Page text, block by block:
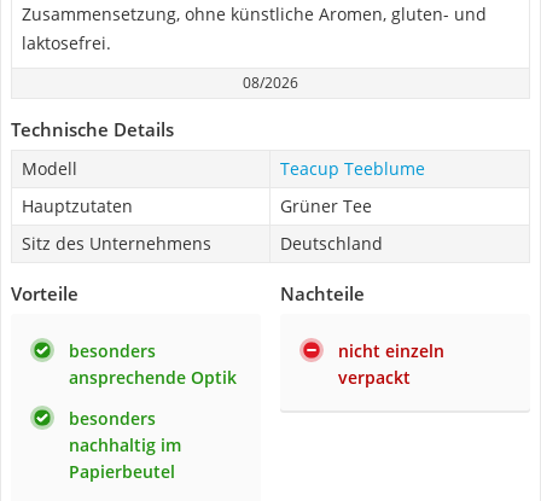
Zusammensetzung, ohne künstliche Aromen, gluten- und
laktosefrei.
08/2026
Technische Details
Modell
Teacup Teeblume
Hauptzutaten
Grüner Tee
Sitz des Unternehmens
Deutschland
Vorteile
besonders
ansprechende Optik
besonders
nachhaltig im
Papierbeutel
Nachteile
nicht einzeln
verpackt